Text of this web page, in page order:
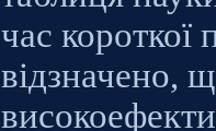
час короткої
відзначено,